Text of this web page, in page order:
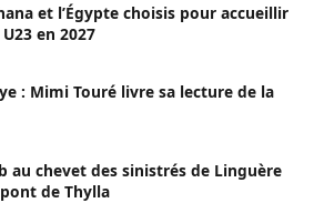
et l’Égypte choisis pour accueillir
en 2027
: Mimi Touré livre sa lecture de la
au chevet des sinistrés de Linguère
de Thylla